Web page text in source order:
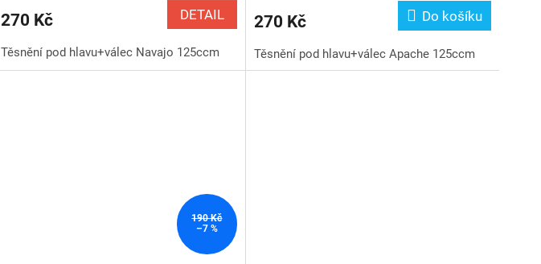
270 Kč DETAIL
Těsnění pod hlavu+válec Navajo 125ccm
270 Kč Do košíku
Těsnění pod hlavu+válec Apache 125ccm
190 Kč
–7 %